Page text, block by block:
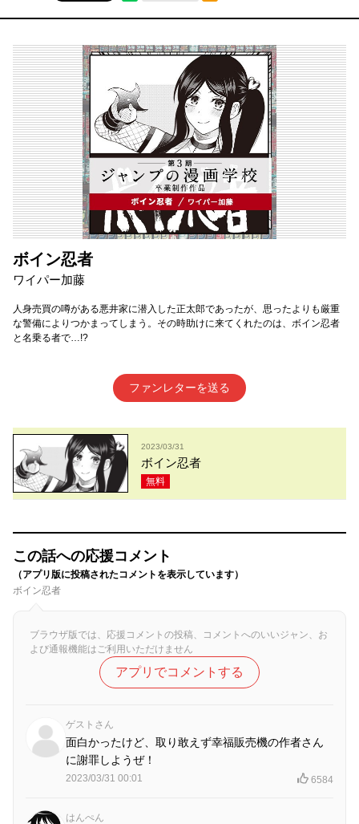
ボイン忍者
ワイパー加藤
人身売買の噂がある悪井家に潜入した正太郎であったが、思ったよりも厳重
な警備によりつかまってしまう。その時助けに来てくれたのは、ボイン忍者
と名乗る者で…!?
ファンレターを送る
2023/03/31
ボイン忍者
無料
この話への応援コメント
（アプリ版に投稿されたコメントを表示しています）
ボイン忍者
ブラウザ版では、応援コメントの投稿、コメントへのいいジャン、お
よび通報機能はご利用いただけません
アプリでコメントする
ゲストさん
面白かったけど、取り敢えず幸福販売機の作者さん
に謝罪しようぜ！
2023/03/31 00:01 6584
はんぺん